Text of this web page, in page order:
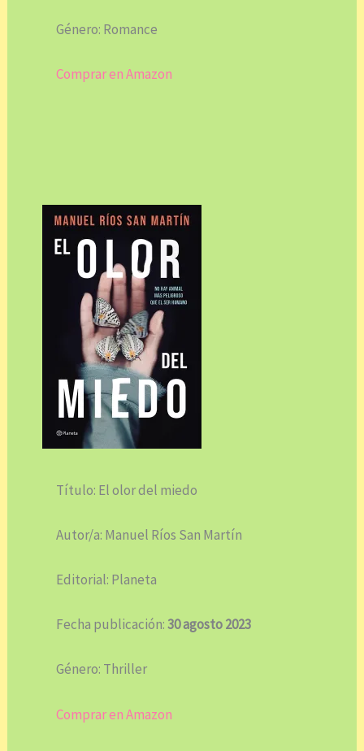
Género: Romance
Comprar en Amazon
Título: El olor del miedo
Autor/a: Manuel Ríos San Martín
Editorial: Planeta
Fecha publicación:30 agosto 2023
Género: Thriller
Comprar en Amazon